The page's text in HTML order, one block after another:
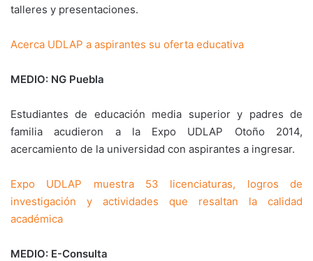
talleres y presentaciones.
Acerca UDLAP a aspirantes su oferta educativa
MEDIO: NG Puebla
Estudiantes de educación media superior y padres de
familia acudieron a la Expo UDLAP Otoño 2014,
acercamiento de la universidad con aspirantes a ingresar.
Expo UDLAP muestra 53 licenciaturas, logros de
investigación y actividades que resaltan la calidad
académica
MEDIO: E-Consulta